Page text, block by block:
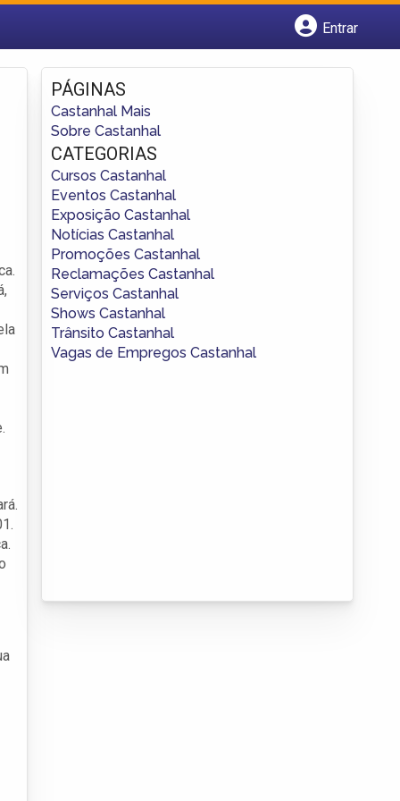
Entrar
Fazer login
Criar conta
PÁGINAS
Castanhal Mais
Sobre Castanhal
CATEGORIAS
Cursos Castanhal
Eventos Castanhal
Exposição Castanhal
Notícias Castanhal
Promoções Castanhal
Reclamações Castanhal
Serviços Castanhal
Shows Castanhal
Trânsito Castanhal
Vagas de Empregos Castanhal